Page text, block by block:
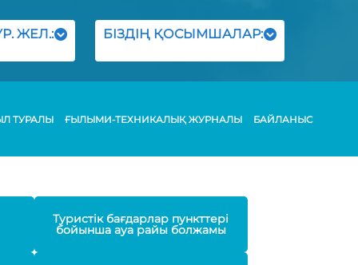
ЖЕЛ.: БІЗДІҢ ҚОСЫМШАЛАР:
ТУРАЛЫ ҒЫЛЫМИ-ТЕХНИКАЛЫҚ ЖУРНАЛЫ БАЙЛАНЫС
Туристік бағдарлар пункттері
бойынша ауа райы болжамы